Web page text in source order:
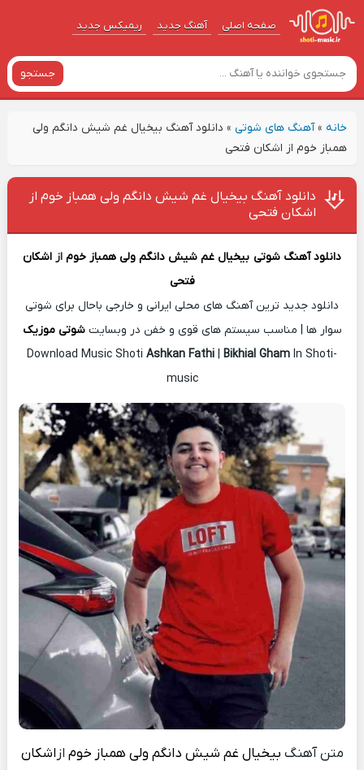
صفحه اصلی آهنگ‌ جدید ریمیکس جدید
جستجو
خانه»آهنگ های شوتی» دانلود آهنگ بیخیال غم شیش دانگم ولی
همباز خوم از اشکان فتحی
دانلود آهنگ بیخیال غم شیش دانگم ولی همباز خوم از
اشکان فتحی
دانلود آهنگ شوتی بیخیال غم شیش دانگم ولی همباز خوم از اشکان
فتحی
دانلود جدید ترین آهنگ های محلی ایرانی و خارجی باحال برای شوتی
سوار ها | مناسب سیستم های قوی و خفن در وبسایتشوتی موزیک
Download Music Shoti Ashkan Fathi Bikhial Gham In Shoti-
music
متن آهنگ بیخیال غم شیش دانگم ولی همباز خوم از اشکان